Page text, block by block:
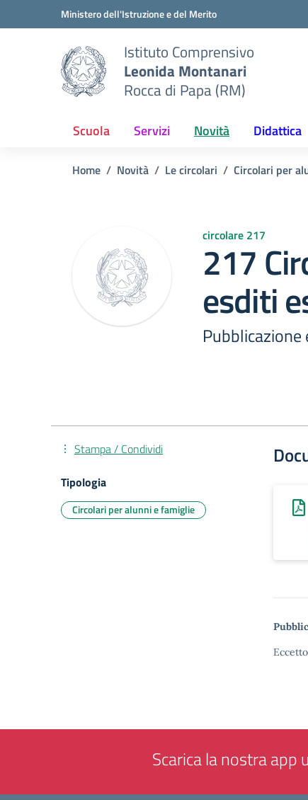
Vai ai contenuti
Vai al menu di navigazioneMinistero dell'Istruzione e del Merito
Istituto Comprensivo
Leonida Montanari
Rocca di Papa (RM)
Scuola Servizi Novità Didattica
Home Novità Le circolari Circolari per
circolare 217
217
esditi
Stampa / Condividi
Tipologia
Circolari per alunni e famiglie
Scarica la nostra app